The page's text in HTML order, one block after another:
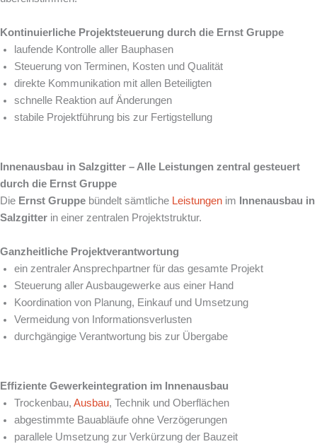
Kontinuierliche Projektsteuerung durch die Ernst Gruppe
laufende Kontrolle aller Bauphasen
Steuerung von Terminen, Kosten und Qualität
direkte Kommunikation mit allen Beteiligten
schnelle Reaktion auf Änderungen
stabile Projektführung bis zur Fertigstellung
Innenausbau in Salzgitter – Alle Leistungen zentral gesteuert
durch die Ernst Gruppe
Die Ernst Gruppe bündelt sämtliche Leistungen im
Innenausbau in
Salzgitter in einer zentralen Projektstruktur.
Ganzheitliche Projektverantwortung
ein zentraler Ansprechpartner für das gesamte Projekt
Steuerung aller Ausbaugewerke aus einer Hand
Koordination von Planung, Einkauf und Umsetzung
Vermeidung von Informationsverlusten
durchgängige Verantwortung bis zur Übergabe
Effiziente Gewerkeintegration im Innenausbau
Trockenbau, Ausbau, Technik und Oberflächen
abgestimmte Bauabläufe ohne Verzögerungen
parallele Umsetzung zur Verkürzung der Bauzeit